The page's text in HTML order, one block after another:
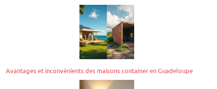
Avantages et inconvénients des maisons container en Guadeloupe